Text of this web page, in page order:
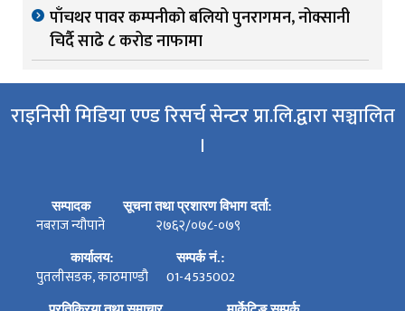
पाँचथर पावर कम्पनीको बलियो पुनरागमन, नोक्सानी
चिर्दै साढे ८ करोड नाफामा
राइनिसी मिडिया एण्ड रिसर्च सेन्टर प्रा.लि.द्वारा सञ्चालित
।
सम्पादक
नबराज न्यौपाने
सूचना तथा प्रशारण विभाग दर्ता:
२७६२/०७८-०७९
कार्यालय:
पुतलीसडक, काठमाण्डौ
सम्पर्क नं.:
01-4535002